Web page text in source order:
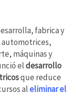
fabrica y
automotrices,
máquinas y
eldesarrollo
que reduce
aleliminar el